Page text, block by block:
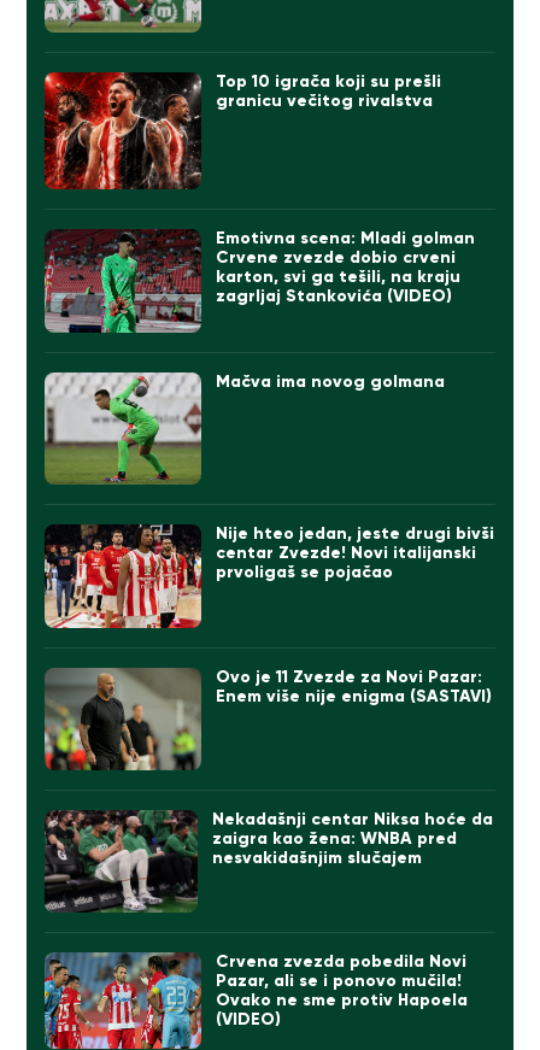
Top 10 igrača koji su prešli
granicu večitog rivalstva
Emotivna scena: Mladi golman
Crvene zvezde dobio crveni
karton, svi ga tešili, na kraju
zagrljaj Stankovića (VIDEO)
Mačva ima novog golmana
Nije hteo jedan, jeste drugi bivši
centar Zvezde! Novi italijanski
prvoligaš se pojačao
Ovo je 11 Zvezde za Novi Pazar:
Enem više nije enigma (SASTAVI)
Nekadašnji centar Niksa hoće da
zaigra kao žena: WNBA pred
nesvakidašnjim slučajem
Crvena zvezda pobedila Novi
Pazar, ali se i ponovo mučila!
Ovako ne sme protiv Hapoela
(VIDEO)